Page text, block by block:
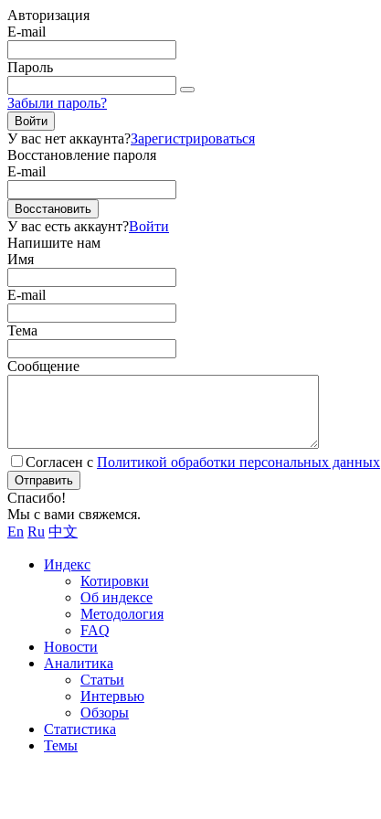
Авторизация
E-mail
Пароль
Забыли пароль?
Войти
У вас нет аккаунта?Зарегистрироваться
Восстановление пароля
E-mail
Восстановить
У вас есть аккаунт?Войти
Напишите нам
Имя
E-mail
Тема
Сообщение
Согласен с Политикой обработки персональных данных
Отправить
Спасибо!
Мы с вами свяжемся.
En Ru 中文
Индекс
Котировки
Об индексе
Методология
FAQ
Новости
Аналитика
Статьи
Интервью
Обзоры
Статистика
Темы